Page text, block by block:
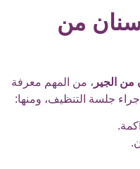
من
الجير ، من المهم معرفة
جلسة التنظيف، ومنها: